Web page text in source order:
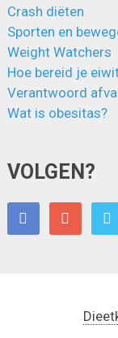
Crash diëten
Sporten en
Weight Watchers
Hoe bereid je
Verantwoord
Wat is obesitas?
VOLGEN?